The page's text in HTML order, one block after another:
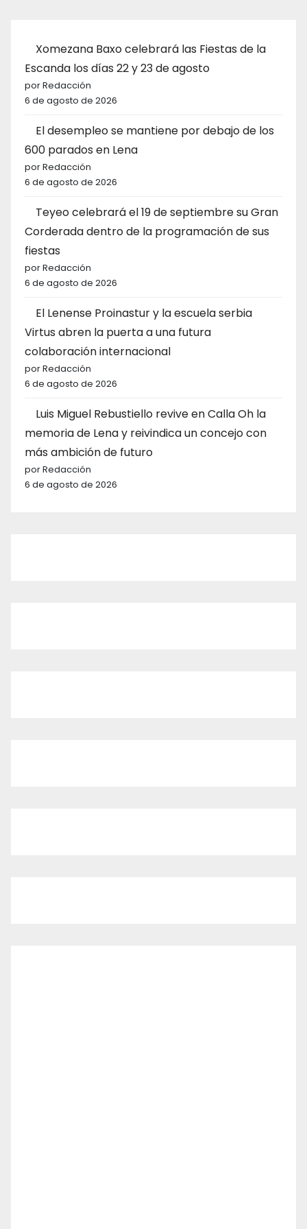
Xomezana Baxo celebrará las Fiestas de la
Escanda los días 22 y 23 de agosto
por Redacción
6 de agosto de 2026
El desempleo se mantiene por debajo de los
600 parados en Lena
por Redacción
6 de agosto de 2026
Teyeo celebrará el 19 de septiembre su Gran
Corderada dentro de la programación de sus
fiestas
por Redacción
6 de agosto de 2026
El Lenense Proinastur y la escuela serbia
Virtus abren la puerta a una futura
colaboración internacional
por Redacción
6 de agosto de 2026
Luis Miguel Rebustiello revive en Calla Oh la
memoria de Lena y reivindica un concejo con
más ambición de futuro
por Redacción
6 de agosto de 2026